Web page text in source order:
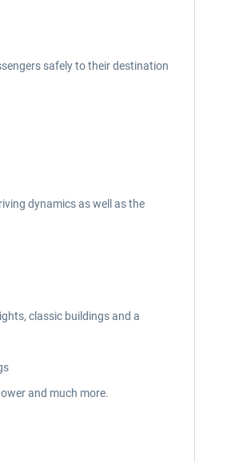
safely to their destination
dynamics as well as the
classic buildings and a
and much more.